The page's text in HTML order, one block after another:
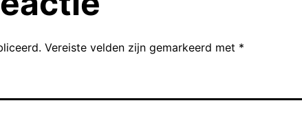
nét ontsnappen aan een moeilijke of
krant over een situatie waarbij twee treinen
naald gekropen. Het is op het nippertje
Vereiste velden zijn gemarkeerd met *